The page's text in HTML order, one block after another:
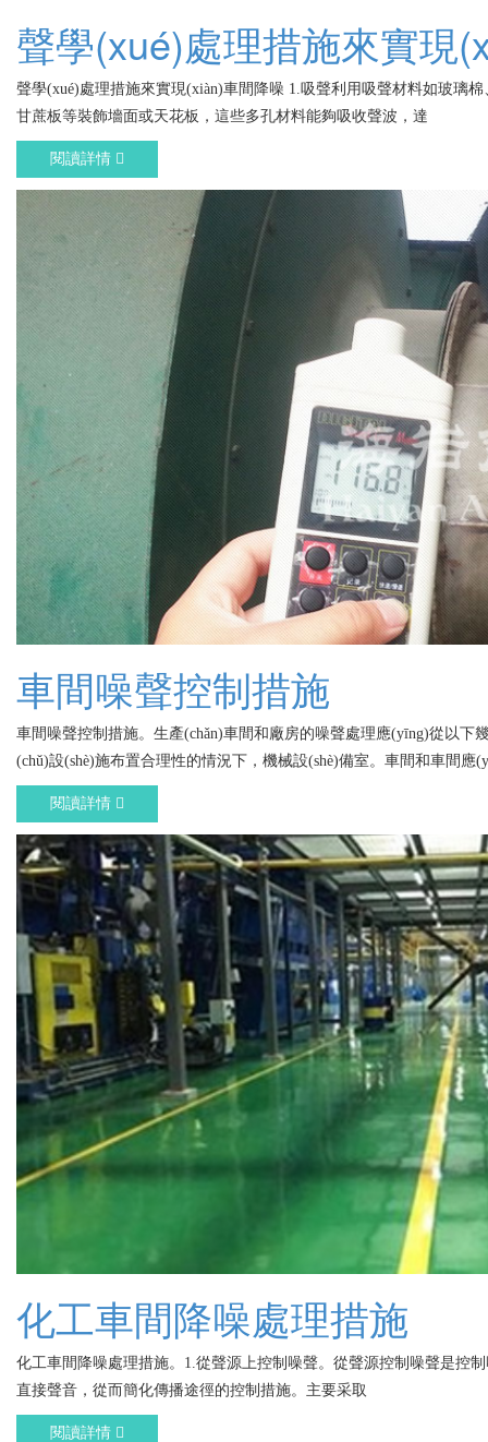
聲學(xué)處理措施來實現
聲學(xué)處理措施來實現(xiàn)車間降噪 1.吸聲利用吸聲材料如玻璃棉、泡沫塑
甘蔗板等裝飾墻面或天花板，這些多孔材料能夠吸收聲波，達
閱讀詳情
車間噪聲控制措施
車間噪聲控制措施。生產(chǎn)車間和廠房的噪聲處理應(yīng)從以
(chǔ)設(shè)施布置合理性的情況下，機械設(shè)備室。車間和車間應
閱讀詳情
化工車間降噪處理措施
化工車間降噪處理措施。1.從聲源上控制噪聲。從聲源控制噪聲是控
直接聲音，從而簡化傳播途徑的控制措施。主要采取
閱讀詳情